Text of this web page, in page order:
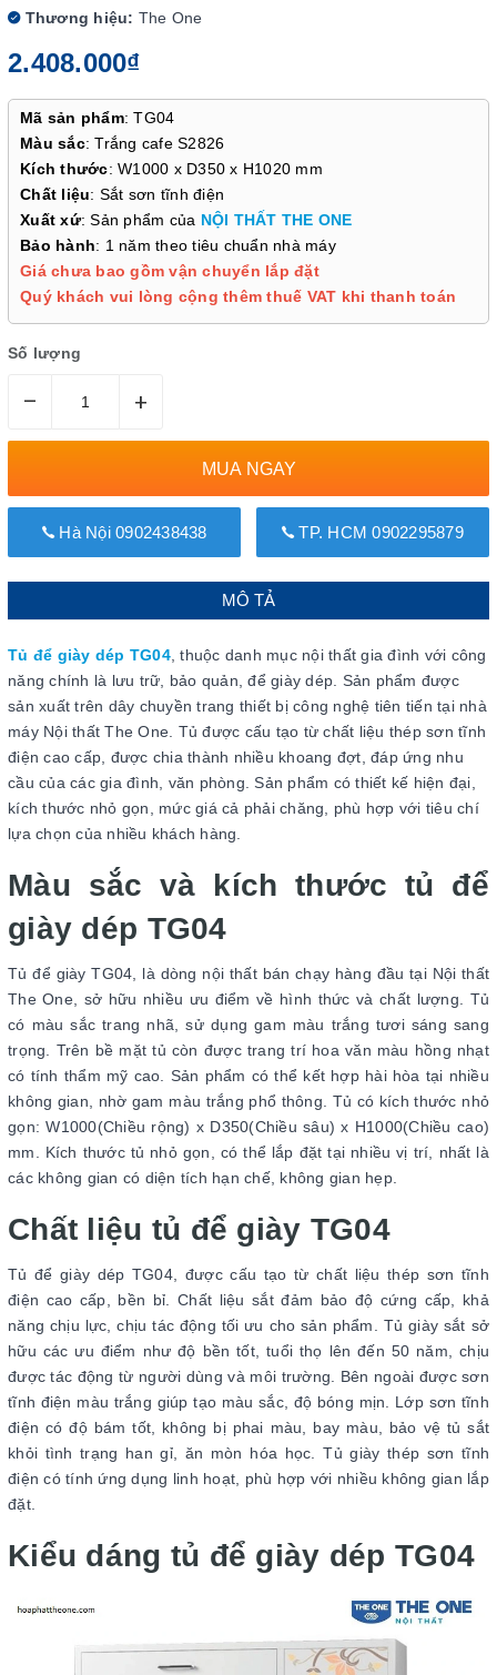
Thương hiệu: The One
2.408.000₫
Mã sản phẩm: TG04
Màu sắc: Trắng cafe S2826
Kích thước: W1000 x D350 x H1020 mm
Chất liệu: Sắt sơn tĩnh điện
Xuất xứ: Sản phẩm của NỘI THẤT THE ONE
Bảo hành: 1 năm theo tiêu chuẩn nhà máy
Giá chưa bao gồm vận chuyển lắp đặt
Quý khách vui lòng cộng thêm thuế VAT khi thanh toán
Số lượng
– +
MUA NGAY
Hà Nội 0902438438 TP. HCM 0902295879
MÔ TẢ
Tủ để giày dép TG04, thuộc danh mục nội thất gia đình với công
năng chính là lưu trữ, bảo quản, để giày dép. Sản phẩm được
sản xuất trên dây chuyền trang thiết bị công nghệ tiên tiến tại nhà
máy Nội thất The One. Tủ được cấu tạo từ chất liệu thép sơn tĩnh
điện cao cấp, được chia thành nhiều khoang đợt, đáp ứng nhu
cầu của các gia đình, văn phòng. Sản phẩm có thiết kế hiện đại,
kích thước nhỏ gọn, mức giá cả phải chăng, phù hợp với tiêu chí
lựa chọn của nhiều khách hàng.
Màu sắc và kích thước tủ để
giày dép TG04
Tủ để giày TG04, là dòng nội thất bán chạy hàng đầu tại Nội thất
The One, sở hữu nhiều ưu điểm về hình thức và chất lượng. Tủ
có màu sắc trang nhã, sử dụng gam màu trắng tươi sáng sang
trọng. Trên bề mặt tủ còn được trang trí hoa văn màu hồng nhạt
có tính thẩm mỹ cao. Sản phẩm có thể kết hợp hài hòa tại nhiều
không gian, nhờ gam màu trắng phổ thông. Tủ có kích thước nhỏ
gọn: W1000(Chiều rộng) x D350(Chiều sâu) x H1000(Chiều cao)
mm. Kích thước tủ nhỏ gọn, có thể lắp đặt tại nhiều vị trí, nhất là
các không gian có diện tích hạn chế, không gian hẹp.
Chất liệu tủ để giày TG04
Tủ để giày dép TG04, được cấu tạo từ chất liệu thép sơn tĩnh
điện cao cấp, bền bỉ. Chất liệu sắt đảm bảo độ cứng cấp, khả
năng chịu lực, chịu tác động tối ưu cho sản phẩm. Tủ giày sắt sở
hữu các ưu điểm như độ bền tốt, tuổi thọ lên đến 50 năm, chịu
được tác động từ người dùng và môi trường. Bên ngoài được sơn
tĩnh điện màu trắng giúp tạo màu sắc, độ bóng mịn. Lớp sơn tĩnh
điện có độ bám tốt, không bị phai màu, bay màu, bảo vệ tủ sắt
khỏi tình trạng han gỉ, ăn mòn hóa học. Tủ giày thép sơn tĩnh
điện có tính ứng dụng linh hoạt, phù hợp với nhiều không gian lắp
đặt.
Kiểu dáng tủ để giày dép TG04